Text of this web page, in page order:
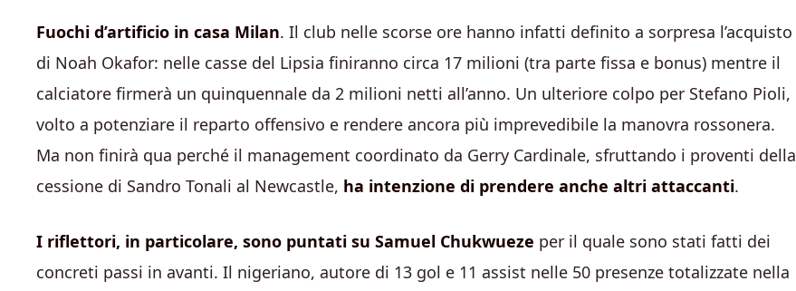
Fuochi d’artificio in casa Milan. Il club nelle scorse ore hanno infatti definito a sorpresa l’acquisto
di Noah Okafor: nelle casse del Lipsia finiranno circa 17 milioni (tra parte fissa e bonus) mentre il
calciatore firmerà un quinquennale da 2 milioni netti all’anno. Un ulteriore colpo per Stefano Pioli,
volto a potenziare il reparto offensivo e rendere ancora più imprevedibile la manovra rossonera.
Ma non finirà qua perché il management coordinato da Gerry Cardinale, sfruttando i proventi della
cessione di Sandro Tonali al Newcastle, ha intenzione di prendere anche altri attaccanti.
I riflettori, in particolare, sono puntati su Samuel Chukwueze per il quale sono stati fatti dei
concreti passi in avanti. Il nigeriano, autore di 13 gol e 11 assist nelle 50 presenze totalizzate nella